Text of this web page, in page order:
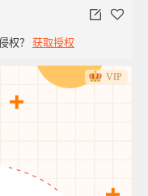
权？ 获取授权
VIP